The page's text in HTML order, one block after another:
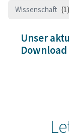
Wissenschaft (1)
Unser
Download